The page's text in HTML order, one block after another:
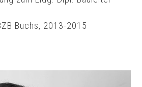
Buchs, 2013-2015